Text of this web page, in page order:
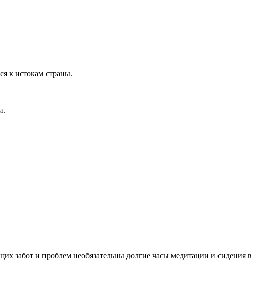
к истокам страны.
забот и проблем необязательны долгие часы медитации и сидения в